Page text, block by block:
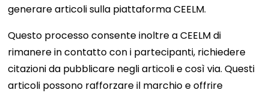
generare articoli sulla piattaforma CEELM.
Questo processo consente inoltre a CEELM di
rimanere in contatto con i partecipanti, richiedere
citazioni da pubblicare negli articoli e così via. Questi
articoli possono rafforzare il marchio e offrire